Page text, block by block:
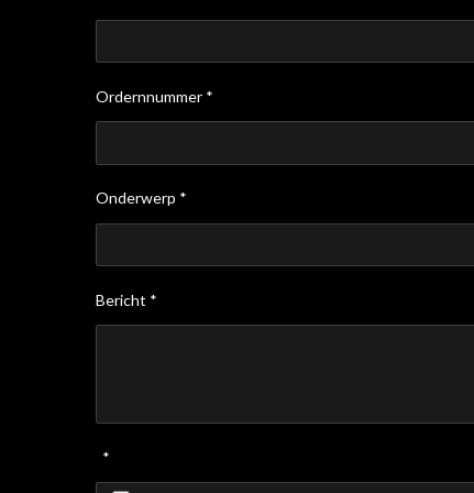
Ordernnummer *
Onderwerp *
Bericht *
*